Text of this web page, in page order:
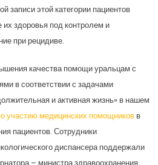
записи этой категории пациентов
их здоровья под контролем и
при рецидиве.
качества помощи уральцам с
в соответствии с задачами
и активная жизнь» в нашем
участию медицинских помощниковв
пациентов. Сотрудники
диспансера поддержали